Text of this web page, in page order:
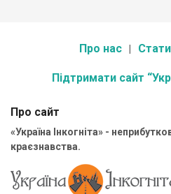
Про нас
Підтримати сайт
Про сайт
«Україна Інкогніта» -
краєзнавства.